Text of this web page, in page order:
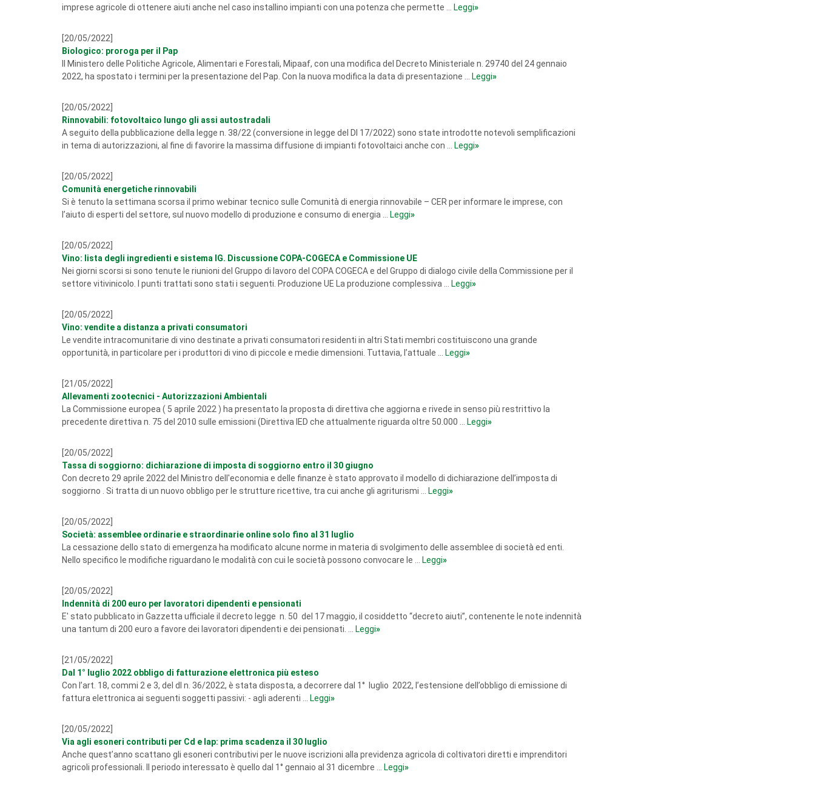
imprese agricole di ottenere aiuti anche nel caso installino impianti con una potenza che permette ...
Leggi»
[20/05/2022]
Biologico: proroga per il Pap
Il Ministero delle Politiche Agricole, Alimentari e Forestali, Mipaaf, con una modifica del Decreto Ministeriale n. 29740 del 24 gennaio
2022, ha spostato i termini per la presentazione del Pap. Con la nuova modifica la data di presentazione ...
Leggi»
[20/05/2022]
Rinnovabili: fotovoltaico lungo gli assi autostradali
A seguito della pubblicazione della legge n. 38/22 (conversione in legge del Dl 17/2022) sono state introdotte notevoli semplificazioni
in tema di autorizzazioni, al fine di favorire la massima diffusione di impianti fotovoltaici anche con ...
Leggi»
[20/05/2022]
Comunità energetiche rinnovabili
Si è tenuto la settimana scorsa il primo webinar tecnico sulle Comunità di energia rinnovabile – CER per informare le imprese, con
l’aiuto di esperti del settore, sul nuovo modello di produzione e consumo di energia ...
Leggi»
[20/05/2022]
Vino: lista degli ingredienti e sistema IG. Discussione COPA-COGECA e Commissione UE
Nei giorni scorsi si sono tenute le riunioni del Gruppo di lavoro del COPA COGECA e del Gruppo di dialogo civile della Commissione per il
settore vitivinicolo. I punti trattati sono stati i seguenti. Produzione UE La produzione complessiva ...
Leggi»
[20/05/2022]
Vino: vendite a distanza a privati consumatori
Le vendite intracomunitarie di vino destinate a privati consumatori residenti in altri Stati membri costituiscono una grande
opportunità, in particolare per i produttori di vino di piccole e medie dimensioni. Tuttavia, l’attuale ...
Leggi»
[21/05/2022]
Allevamenti zootecnici - Autorizzazioni Ambientali
La Commissione europea ( 5 aprile 2022 ) ha presentato la proposta di direttiva che aggiorna e rivede in senso più restrittivo la
precedente direttiva n. 75 del 2010 sulle emissioni (Direttiva IED che attualmente riguarda oltre 50.000 ...
Leggi»
[20/05/2022]
Tassa di soggiorno: dichiarazione di imposta di soggiorno entro il 30 giugno
Con decreto 29 aprile 2022 del Ministro dell'economia e delle finanze è stato approvato il modello di dichiarazione dell’imposta di
soggiorno . Si tratta di un nuovo obbligo per le strutture ricettive, tra cui anche gli agriturismi ...
Leggi»
[20/05/2022]
Società: assemblee ordinarie e straordinarie online solo fino al 31 luglio
La cessazione dello stato di emergenza ha modificato alcune norme in materia di svolgimento delle assemblee di società ed enti.
Nello specifico le modifiche riguardano le modalità con cui le società possono convocare le ...
Leggi»
[20/05/2022]
Indennità di 200 euro per lavoratori dipendenti e pensionati
E' stato pubblicato in Gazzetta ufficiale il decreto legge n. 50 del 17 maggio, il cosiddetto “decreto aiuti”, contenente le note indennità
una tantum di 200 euro a favore dei lavoratori dipendenti e dei pensionati. ...
Leggi»
[21/05/2022]
Dal 1° luglio 2022 obbligo di fatturazione elettronica più esteso
Con l’art. 18, commi 2 e 3, del dl n. 36/2022, è stata disposta, a decorrere dal 1° luglio 2022, l’estensione dell’obbligo di emissione di
fattura elettronica ai seguenti soggetti passivi: - agli aderenti ...
Leggi»
[20/05/2022]
Via agli esoneri contributi per Cd e Iap: prima scadenza il 30 luglio
Anche quest’anno scattano gli esoneri contributivi per le nuove iscrizioni alla previdenza agricola di coltivatori diretti e imprenditori
agricoli professionali. Il periodo interessato è quello dal 1° gennaio al 31 dicembre ...
Leggi»